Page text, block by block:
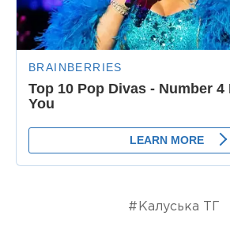
Калуська ТГ